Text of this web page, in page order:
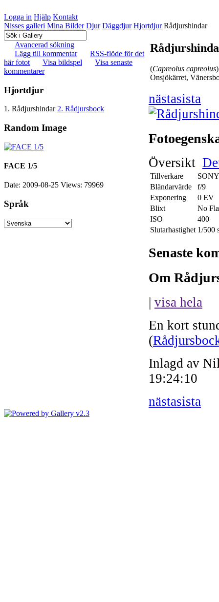
Logga in Hjälp Kontakt
Nisses galleri Mina Bilder Djur Däggdjur Hjortdjur Rådjurshindar
Avancerad sökning
Lägg till kommentar
RSS-flöde för det
här fotot
Visa bildspel
Visa senaste
kommentarer
Hjortdjur
1. Rådjurshindar2. Rådjursbock
Random Image
FACE 1/5
Date: 2009-08-25 Views: 79969
Språk
(Capreolus capreolus)
Onsjökärret,
nästasista
Översikt
Tillverkare
SONY
Bländarvärde
f/9
Exponering
0 EV
Blixt
No
ISO
400
Slutarhastighet 1/500
Senaste
Om
| visa hela
En kort
(
Inlagd av
19:24:10
nästasista